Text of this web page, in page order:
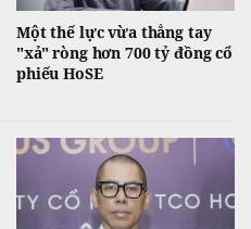
Một thế lực vừa thẳng tay
"xả" ròng hơn 700 tỷ đồng cổ
phiếu HoSE